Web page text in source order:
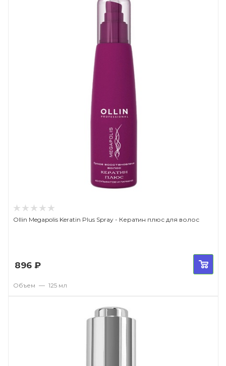
Ollin Megapolis Keratin Plus Spray - Кератин плюс для волос
896 ₽
Объем — 125 мл